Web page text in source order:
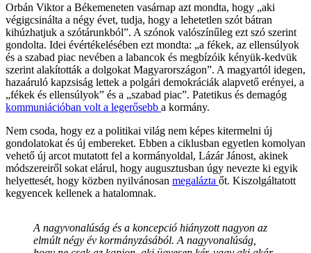
Orbán Viktor a Békemeneten vasárnap azt mondta, hogy „aki
végigcsinálta a négy évet, tudja, hogy a lehetetlen szót bátran
kihúzhatjuk a szótárunkból”. A szónok valószínűleg ezt szó szerint
gondolta. Idei évértékelésében ezt mondta: „a fékek, az ellensúlyok
és a szabad piac nevében a labancok és megbízóik kényük-kedvük
szerint alakították a dolgokat Magyarországon”. A magyartól idegen,
hazaáruló kapzsiság lettek a polgári demokráciák alapvető erényei, a
„fékek és ellensúlyok” és a „szabad piac”. Patetikus és demagóg
kommuniációban volt a legerősebb a kormány.
Nem csoda, hogy ez a politikai világ nem képes kitermelni új
gondolatokat és új embereket. Ebben a ciklusban egyetlen komolyan
vehető új arcot mutatott fel a kormányoldal, Lázár Jánost, akinek
módszereiről sokat elárul, hogy augusztusban úgy nevezte ki egyik
helyettesét, hogy közben nyilvánosan megalázta őt. Kiszolgáltatott
kegyencek kellenek a hatalomnak.
A nagyvonalúság és a koncepció hiányzott nagyon az
elmúlt négy év kormányzásából. A nagyvonalúság,